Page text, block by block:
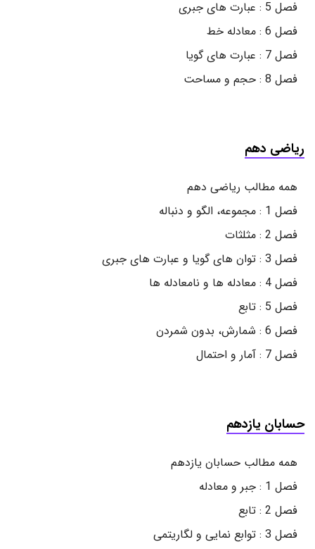
فصل 5 : عبارت های جبری
فصل 6 : معادله خط
فصل 7 : عبارت های گویا
فصل 8 : حجم و مساحت
ریاضی دهم
همه مطالب ریاضی دهم
فصل 1 : مجموعه، الگو و دنباله
فصل 2 : مثلثات
فصل 3 : توان های گویا و عبارت های جبری
فصل 4 : معادله ها و نامعادله ها
فصل 5 : تابع
فصل 6 : شمارش، بدون شمردن
فصل 7 : آمار و احتمال
حسابان یازدهم
همه مطالب حسابان یازدهم
فصل 1 : جبر و معادله
فصل 2 : تابع
فصل 3 : توابع نمایی و لگاریتمی